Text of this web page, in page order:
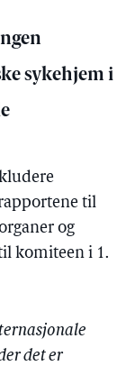
sykehjem i
til
og
komiteen i 1.
det er